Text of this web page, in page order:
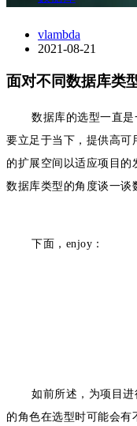
vlambda
2021-08-21
面对不同数据库类
数据库的选型一直
要立足于当下，提供高可
的扩展空间以适应项目的
数据库类型的角度谈一谈
下面，enjoy：
如前所述，为项目
的角色在选型时可能会有